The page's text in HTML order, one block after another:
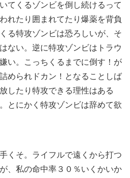
てくるゾンビを倒し続けるって
れたり囲まれてたり爆薬を背負
る特攻ゾンビは恐ろしいが、そ
ない。逆に特攻ゾンビはトラウ
い。こっちくるまでに倒す！が
められドカン！となることしば
したり特攻できる理性はある
とにかく特攻ゾンビは辞めて欲
くそ。ライフルで遠くから打つ
、私の命中率３０％いくかいか